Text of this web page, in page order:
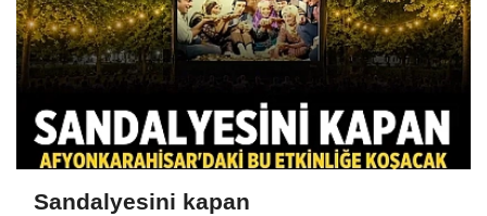
Sandalyesini kapan